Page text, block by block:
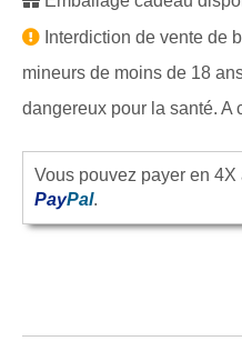
Interdiction de vente de
mineurs de moins de 18
dangereux pour la santé. A
Vous pouvez payer en
PayPal.